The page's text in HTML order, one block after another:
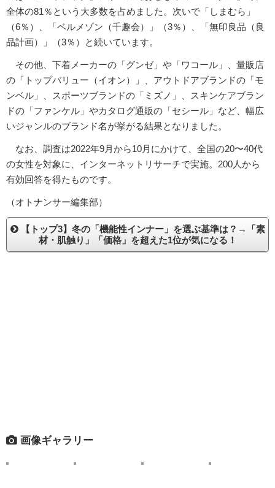
全体の81％という大多数を占めました。次いで「しまむら」
（6％）、「ベルメゾン（千趣会）」（3％）、「無印良品（良
品計画）」（3％）と続いています。
その他、下着メーカーの「グンゼ」や「ワコール」、量販店
の「トップバリュー（イオン）」、アウトドアブランドの「モ
ンベル」、スポーツブランドの「ミズノ」、スキンケアブラン
ドの「ファンケル」やカタログ通販の「セシール」など、幅広
いジャンルのブランド名が挙がる結果となりました。
なお、調査は2022年9月から10月にかけて、全国の20〜40代
の女性を対象に、インターネットリサーチで実施。200人から
有効回答を得たものです。
（オトナンサー編集部）
【トップ3】冬の「機能性インナー」を選ぶ基準は？→「素
材・肌触り」「価格」を超えた1位が気になる！
画像ギャラリー